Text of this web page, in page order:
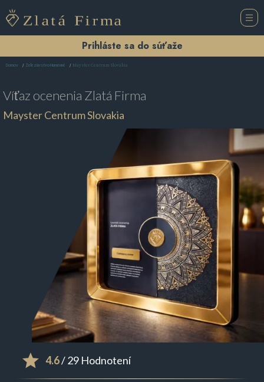
Prihláste sa do súťaže
Domov Železiarstvo Humenné Mayster Centrum Slovakia
Víťaz ocenenia Zlatá Firma
Mayster Centrum Slovakia
4.6/ 29 Hodnotení